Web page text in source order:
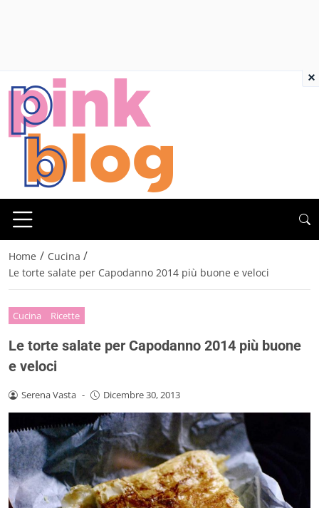
Home / Cucina /
Le torte salate per Capodanno 2014 più buone e veloci
Cucina Ricette
Le torte salate per Capodanno 2014 più buone
e veloci
Serena Vasta - Dicembre 30, 2013
×